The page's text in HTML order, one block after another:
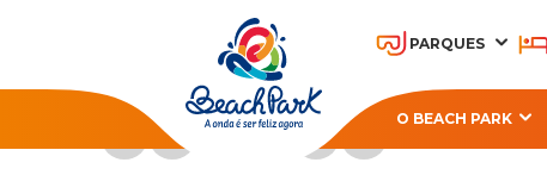
PARQUES
O BEACH PARK
Acompanhe o Beach Park nas redes sociais